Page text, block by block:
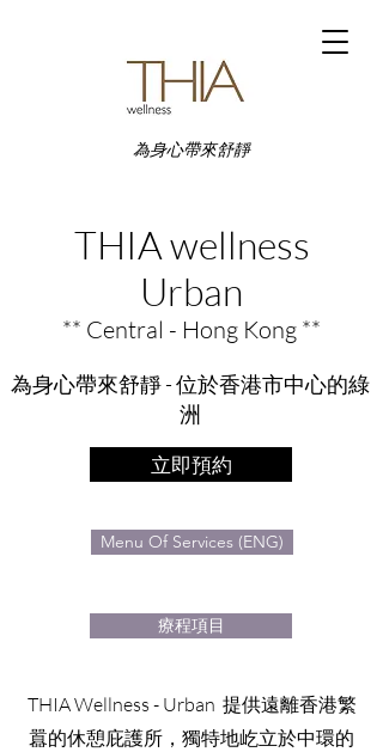
為身心帶來舒靜
立即預約
Menu Of Services (ENG)
療程項目
THIA wellness
Urban
** Central - Hong Kong **
為身心帶來舒靜 - 位於香港市中心的綠
洲
THIA Wellness - Urban 提供遠離香港繁
囂的休憩庇護所，獨特地屹立於中環的